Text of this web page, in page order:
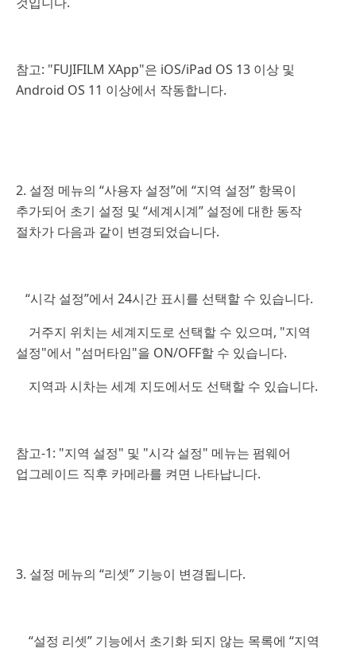
참고: "FUJIFILM XApp"은 iOS/iPad OS 13 이상 및
Android OS 11 이상에서 작동합니다.
2. 설정 메뉴의 “사용자 설정”에 “지역 설정” 항목이
추가되어 초기 설정 및 “세계시계” 설정에 대한 동작
절차가 다음과 같이 변경되었습니다.
“시각 설정”에서 24시간 표시를 선택할 수 있습니다.
거주지 위치는 세계지도로 선택할 수 있으며, "지역
설정"에서 "섬머타임"을 ON/OFF할 수 있습니다.
지역과 시차는 세계 지도에서도 선택할 수 있습니다.
참고-1: "지역 설정" 및 "시각 설정" 메뉴는 펌웨어
업그레이드 직후 카메라를 켜면 나타납니다.
3. 설정 메뉴의 “리셋” 기능이 변경됩니다.
“설정 리셋” 기능에서 초기화 되지 않는 목록에 “지역